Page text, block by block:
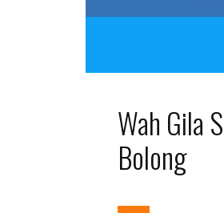
Wah Gila
Bolong